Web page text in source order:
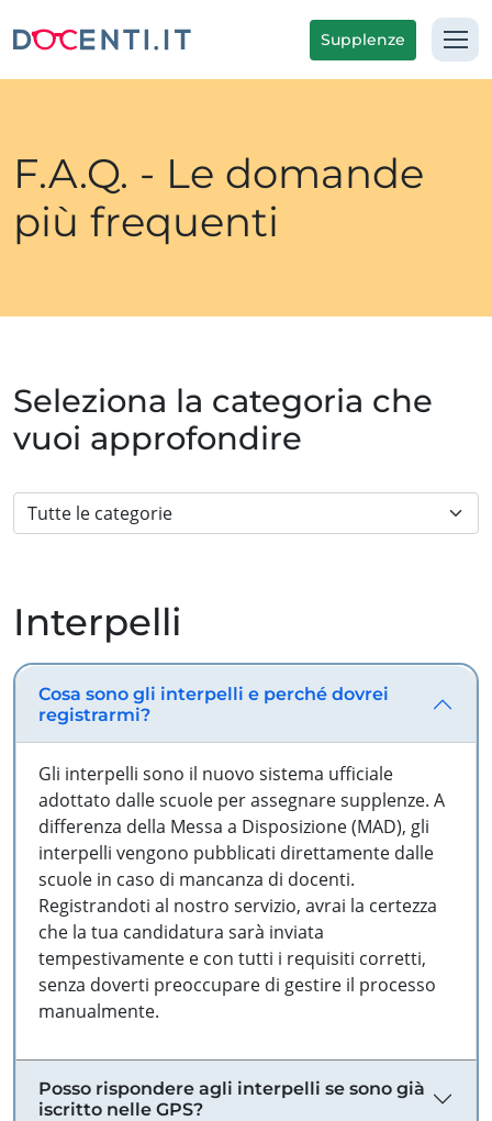
Supplenze
F.A.Q. - Le domande
più frequenti
Seleziona la categoria che
vuoi approfondire
Interpelli
Cosa sono gli interpelli e perché dovrei
registrarmi?
Gli interpelli sono il nuovo sistema ufficiale
adottato dalle scuole per assegnare supplenze. A
differenza della Messa a Disposizione (MAD), gli
interpelli vengono pubblicati direttamente dalle
scuole in caso di mancanza di docenti.
Registrandoti al nostro servizio, avrai la certezza
che la tua candidatura sarà inviata
tempestivamente e con tutti i requisiti corretti,
senza doverti preoccupare di gestire il processo
manualmente.
Posso rispondere agli interpelli se sono già
iscritto nelle GPS?